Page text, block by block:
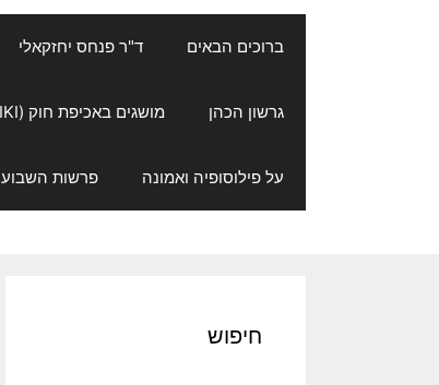
ברוכים הבאים ד"ר פנחס יחזקאלי
גרשון הכהן מושגים באכיפת חוק (WIKI)
על פילוסופיה ואמונה פרשות השבוע
חיפוש